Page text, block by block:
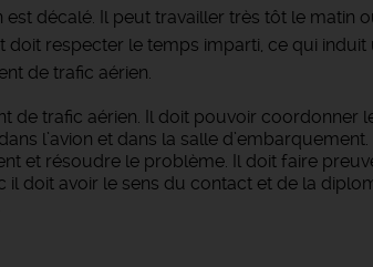
est décalé. Il peut travailler très tôt le matin
respecter le temps imparti, ce qui
de trafic aérien.
de trafic aérien. Il doit pouvoir coordonner
l’avion et dans la salle
et résoudre le problème. Il doit faire
doit avoir le sens du contact et de la